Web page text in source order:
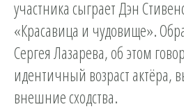
участника сыграет Дэн
«Красавица и чудовище».
Сергея Лазарева, об этом
идентичный возраст актёра,
внешние сходства.